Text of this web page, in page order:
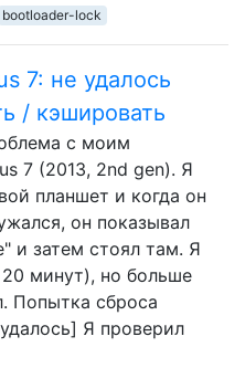
bootloader-lock
7: не удалось
/ кэшировать
с моим
7 (2013, 2nd gen). Я
планшет и когда он
он показывал
и затем стоял там. Я
минут), но больше
Попытка сброса
Я проверил